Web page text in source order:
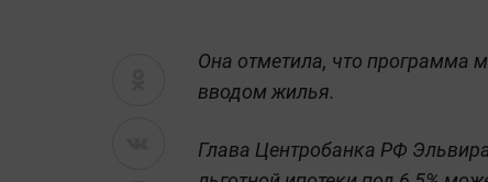
Она отметила, что программа
вводом жилья.
Глава Центробанка РФ